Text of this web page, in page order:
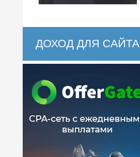
ДОХОД ДЛЯ САЙТА